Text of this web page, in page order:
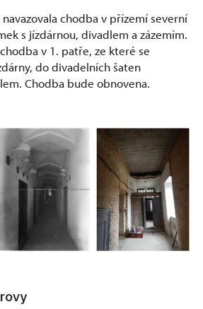
chodba v přízemí severní
s jízdárnou, divadlem a zázemím.
v 1. patře, ze které se
do divadelních šaten
Chodba bude obnovena.